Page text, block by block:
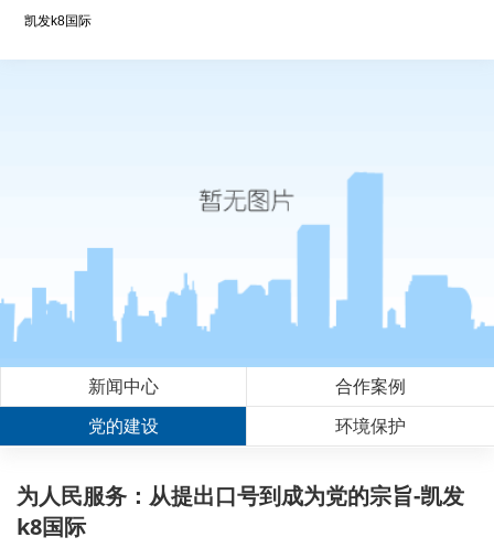
凯发k8国际
新闻中心 合作案例
党的建设 环境保护
为人民服务：从提出口号到成为党的宗旨-凯发
k8国际